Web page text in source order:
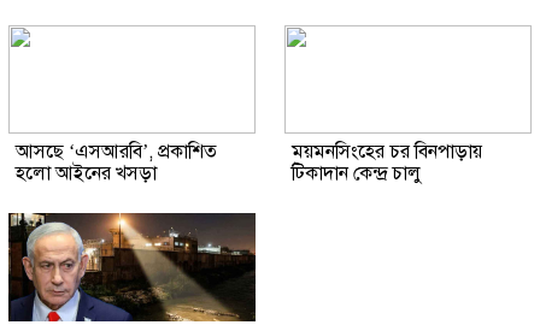
আসছে ‘এসআরবি’, প্রকাশিত
হলো আইনের খসড়া
ময়মনসিংহের চর বিনপাড়ায়
টিকাদান কেন্দ্র চালু